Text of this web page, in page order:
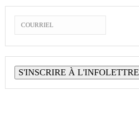
S'INSCRIRE À L'INFOLETTRE